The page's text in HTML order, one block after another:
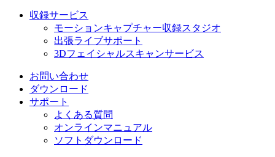
収録サービス
モーションキャプチャー収録スタジオ
出張ライブサポート
3Dフェイシャルスキャンサービス
お問い合わせ
ダウンロード
サポート
よくある質問
オンラインマニュアル
ソフトダウンロード